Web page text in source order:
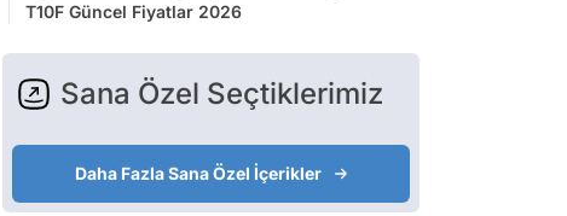
T10F Güncel Fiyatlar 2026
Sana Özel Seçtiklerimiz
Daha Fazla Sana Özel İçerikler